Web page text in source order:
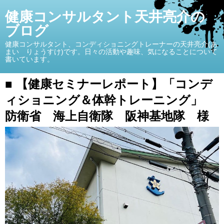
健康コンサルタント天井亮介の
ブログ
健康コンサルタント、コンディショニングトレーナーの天井亮介(あ
まい りょうすけ)です。日々の活動や趣味、気になることについて
書いています。
■ 【健康セミナーレポート】「コンデ
ィショニング＆体幹トレーニング」
防衛省 海上自衛隊 阪神基地隊 様